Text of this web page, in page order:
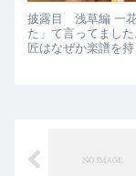
披露目 浅草編 一花
た」て言ってまし
匠はなぜか楽譜を